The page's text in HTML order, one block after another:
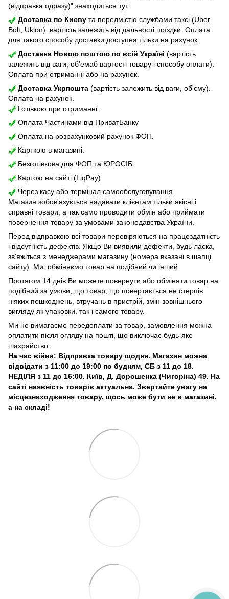
(відправка одразу)" знаходиться тут.
Доставка по Києву та передмістю службами таксі (Uber,
Bolt, Uklon), вартість залежить від дальності поїздки. Оплата
для такого способу доставки доступна тільки на рахунок.
Доставка Новою поштою по всій Україні (вартість
залежить від ваги, об'емаб вартості товару і способу оплати).
Оплата при отриманні або на рахунок.
Доставка Укрпошта (вартість залежить від ваги, об'єму).
Оплата на рахунок.
Готівкою при отриманні.
Оплата Частинами від ПриватБанку
Оплата на розрахунковий рахунок ФОП.
Карткою в магазині.
Безготівкова для ФОП та ЮРОСІБ.
Картою на сайті (LiqPay).
Через касу або термінал самообслуговування.
Магазин зобов'язується надавати клієнтам тільки якісні і
справні товари, а так само проводити обмін або приймати
повернення товару за умовами законодавства України.
Перед відправкою всі товари перевіряються на працездатність
і відсутність дефектів. Якщо Ви виявили дефекти, будь ласка,
зв'яжіться з менеджерами магазину (номера вказані в шапці
сайту). Ми обміняємо товар на подібний чи інший.
Протягом 14 днів Ви можете повернути або обміняти товар на
подібний за умови, що товар, що повертається не стерпів
ніяких пошкоджень, втручань в пристрій, змін зовнішнього
вигляду як упаковки, так і самого товару.
Ми не вимагаємо передоплати за товар, замовлення можна
оплатити після огляду на пошті, що виключає будь-яке
шахрайство.
На час війни: Відправка товару щодня. Магазин можна
відвідати з 11:00 до 19:00 по будням, СБ з 11 до 18.
НЕДІЛЯ з 11 до 16:00. Київ, Д. Дорошенка (Чигоріна) 49. На
сайті наявність товарів актуальна. Звертайте увагу на
місцезнаходження товару, щось може бути не в магазині,
а на складі!